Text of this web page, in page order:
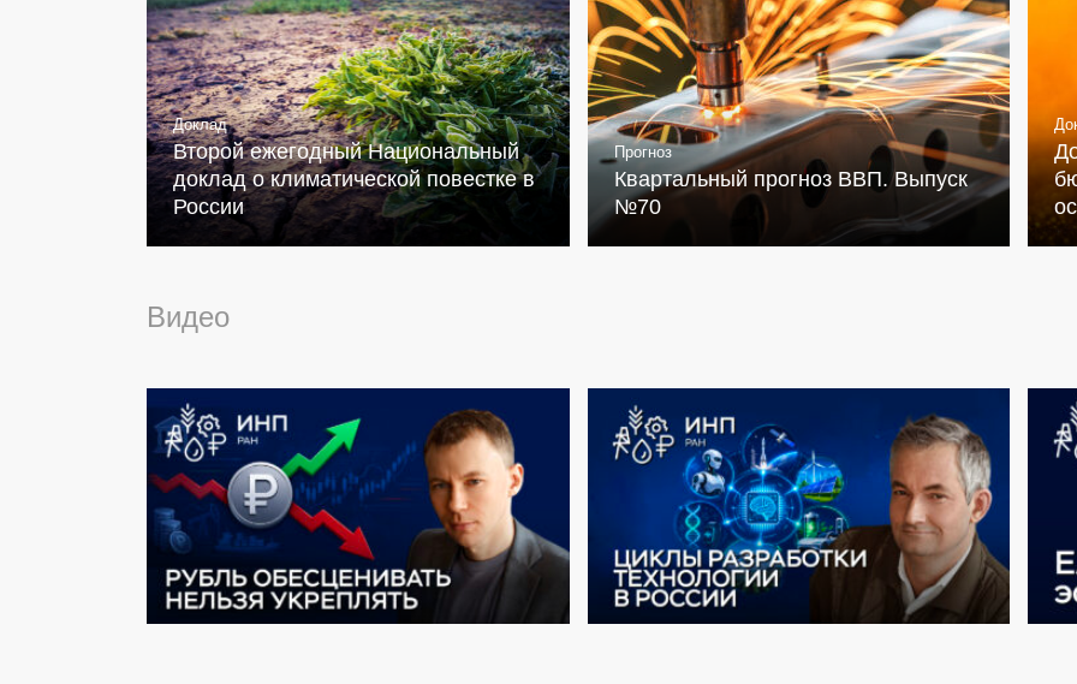
Доклад
Второй ежегодный Национальный
доклад о климатической повестке в
России
Прогноз
Квартальный прогноз ВВП. Выпуск
№70
Видео